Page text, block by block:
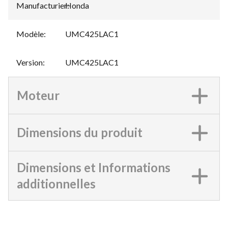
Manufacturier:
Honda
Modèle: UMC425LAC1
Version: UMC425LAC1
Moteur
Dimensions du produit
Dimensions et Informations
additionnelles